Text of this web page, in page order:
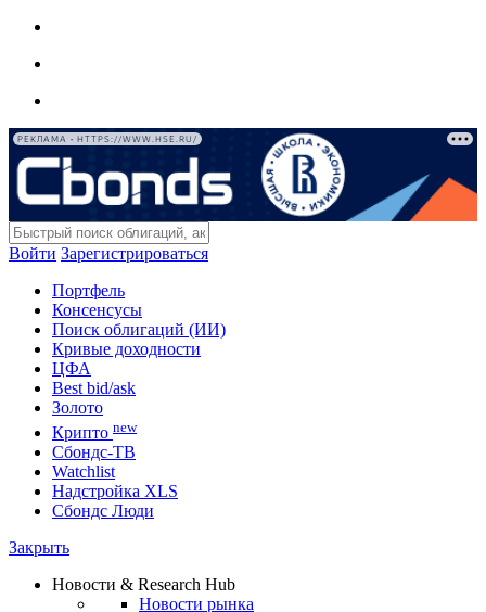
РЕКЛАМА • HTTPS://WWW.HSE.RU/
Войти Зарегистрироваться
Портфель
Консенсусы
Поиск облигаций (ИИ)
Кривые доходности
ЦФА
Best bid/ask
Золото
Крипто new
Сбондс-ТВ
Watchlist
Надстройка XLS
Сбондс Люди
Закрыть
Новости & Research Hub
Новости рынка